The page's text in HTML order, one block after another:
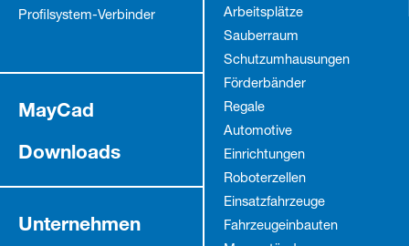
Profilsystem-Verbinder
Arbeitsplätze
Sauberraum
Schutz­umhausungen
Förderbänder
Regale
Automotive
Einrichtungen
Roboterzellen
Einsatzfahrzeuge
Fahrzeug­einbauten
MayCad
Downloads
Unternehmen